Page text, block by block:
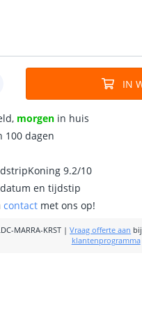
IN
morgen in huis
100 dagen
9.2/10
en tijdstip
contact met ons op!
MARRA-KRST |Vraag offerte aan
klantenprogramma